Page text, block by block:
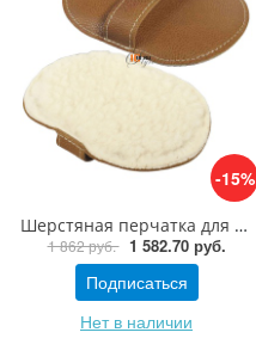
-15%
Шерстяная перчатка для полировки обуви Saphir Gant Mouton Lustreur
1 862 руб. 1 582.70 руб.
Подписаться
Нет в наличии